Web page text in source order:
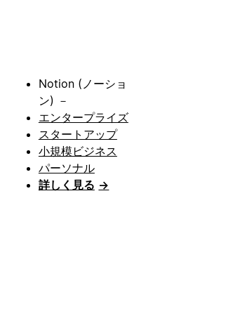
Notion (ノーショ
ン) －
エンタープライズ
スタートアップ
小規模ビジネス
パーソナル
詳しく見る →